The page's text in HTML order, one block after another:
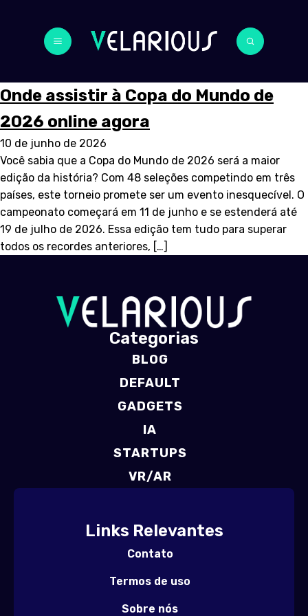
Onde assistir à Copa do Mundo de
2026 online agora
10 de junho de 2026
Você sabia que a Copa do Mundo de 2026 será a maior
edição da história? Com 48 seleções competindo em três
países, este torneio promete ser um evento inesquecível. O
campeonato começará em 11 de junho e se estenderá até
19 de julho de 2026. Essa edição tem tudo para superar
todos os recordes anteriores, […]
Categorias
BLOG
DEFAULT
GADGETS
IA
STARTUPS
VR/AR
Links Relevantes
Contato
Termos de uso
Sobre nós